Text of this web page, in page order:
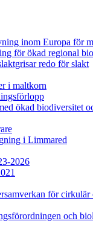
inom Europa för
för ökad regional
redo för slakt
i maltkorn
ökad biodiversitet
i Limmared
2026
för cirkulär
och